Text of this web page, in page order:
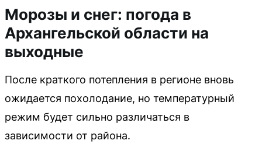
Морозы и снег: погода в
Архангельской области на
выходные
После краткого потепления в регионе вновь
ожидается похолодание, но температурный
режим будет сильно различаться в
зависимости от района.